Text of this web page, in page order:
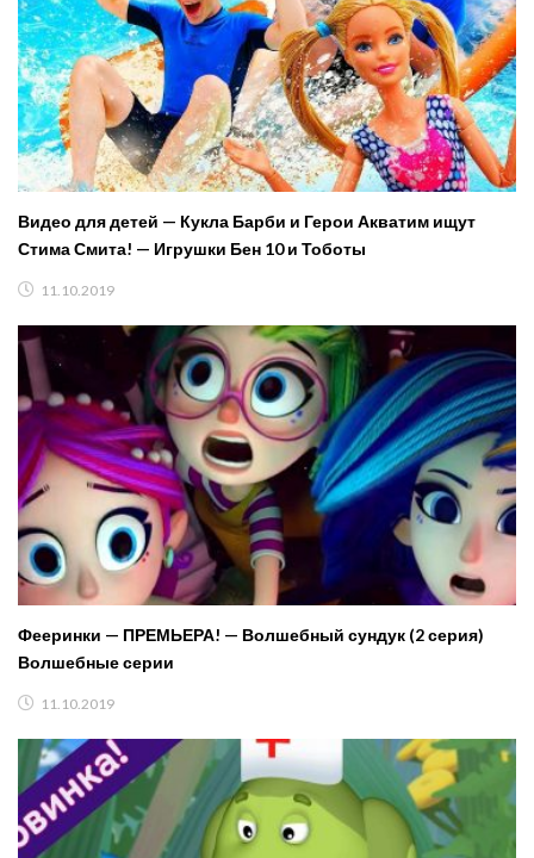
Видео для детей — Кукла Барби и Герои Акватим ищут
Стима Смита! — Игрушки Бен 10 и Тоботы
11.10.2019
Фееринки — ПРЕМЬЕРА! — Волшебный сундук (2 серия)
Волшебные серии
11.10.2019